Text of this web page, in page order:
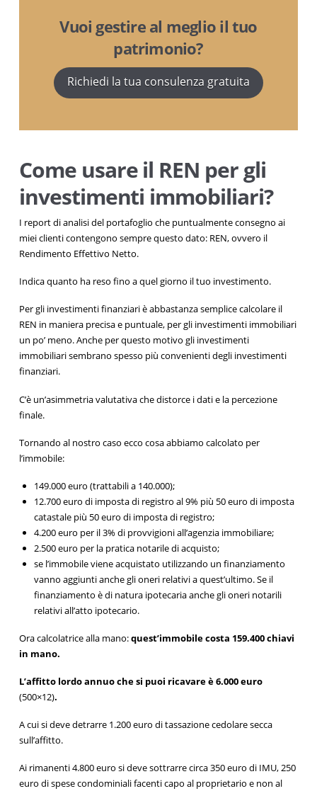
Vuoi gestire al meglio il tuo
patrimonio?
Richiedi la tua consulenza gratuita
Come usare il REN per gli
investimenti immobiliari?
I report di analisi del portafoglio che puntualmente consegno ai
miei clienti contengono sempre questo dato: REN, ovvero il
Rendimento Effettivo Netto.
Indica quanto ha reso fino a quel giorno il tuo investimento.
Per gli investimenti finanziari è abbastanza semplice calcolare il
REN in maniera precisa e puntuale, per gli investimenti immobiliari
un po’ meno. Anche per questo motivo gli investimenti
immobiliari sembrano spesso più convenienti degli investimenti
finanziari.
C’è un’asimmetria valutativa che distorce i dati e la percezione
finale.
Tornando al nostro caso ecco cosa abbiamo calcolato per
l’immobile:
149.000 euro (trattabili a 140.000);
12.700 euro di imposta di registro al 9% più 50 euro di imposta
catastale più 50 euro di imposta di registro;
4.200 euro per il 3% di provvigioni all’agenzia immobiliare;
2.500 euro per la pratica notarile di acquisto;
se l’immobile viene acquistato utilizzando un finanziamento
vanno aggiunti anche gli oneri relativi a quest’ultimo. Se il
finanziamento è di natura ipotecaria anche gli oneri notarili
relativi all’atto ipotecario.
Ora calcolatrice alla mano:quest’immobile costa 159.400 chiavi
in mano.
L’affitto lordo annuo che si puoi ricavare è 6.000 euro
(500×12).
A cui si deve detrarre 1.200 euro di tassazione cedolare secca
sull’affitto.
Ai rimanenti 4.800 euro si deve sottrarre circa 350 euro di IMU, 250
euro di spese condominiali facenti capo al proprietario e non al